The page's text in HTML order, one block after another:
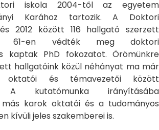
iskola 2004-től az egyetem
Karához tartozik. A Doktori
2012 között 116 hallgató szerzett
61-en védték meg doktori
kaptak PhD fokozatot. Örömünkre
hallgatóink közül néhányat ma már
oktatói és témavezetői között
A kutatómunka irányításába
más karok oktatói és a tudományos
kívüli jeles szakemberei is.